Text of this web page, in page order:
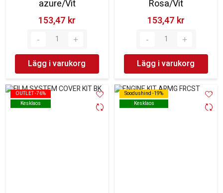
azure/Vit
153,47 kr‎
Lägg i varukorg
Rosa/Vit
153,47 kr‎
Lägg i varukorg
OUTLET -76%
Kesklaos
OUTLET -76%
Kesklaos
Soodushind -19%
Kesklaos
Soodushind -19%
Kesklaos